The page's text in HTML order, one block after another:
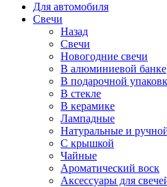
Для автомобиля
Свечи
Назад
Свечи
Новогодние свечи
В алюминиевой банке
В подарочной
В стекле
В керамике
Лампадные
Натуральные и
С крышкой
Чайные
Ароматический воск
Аксессуары для